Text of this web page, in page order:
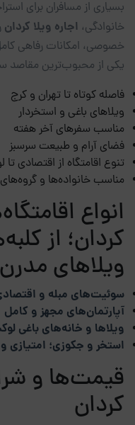
بسیاری از مسافران برای
خانوادگی، اجاره ویلا کردان
خصوصی، امکانات رفاهی
یکی از محبوب‌ترین مقاصد
فاصله کوتاه تا تهران و کرج
ویلاهای باغی و استخردار
مناسب سفرهای آخر هفته
فضای آرام و طبیعت سرسبز
تنوع اقامتگاه از اقتصادی
مناسب خانواده‌ها و
انواع
کردان؛ از
ویلاهای مدرن
سوئیت‌های مبله و
آپارتمان‌های مجهز و کامل
ویلاها و خانه‌های باغی
استخر و جکوزی؛ امتیازی
قیمت‌ها و
کردان